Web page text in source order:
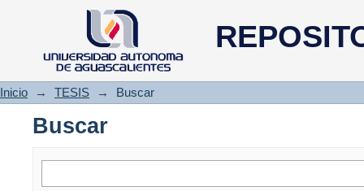
Buscar
Inicio → TESIS → Buscar
Buscar